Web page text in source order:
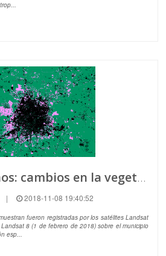
Mérida a 20 años: cambios en la vegetación (1998 - 2018)
| 2018-11-08 19:40:52
fueron registradas por los satélites Landsat
8 (1 de febrero de 2018) sobre el municipio
esp...